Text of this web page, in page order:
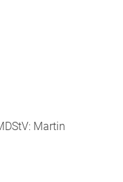
Martin